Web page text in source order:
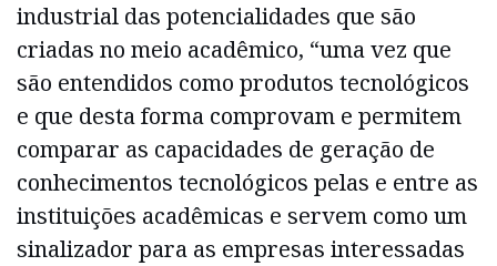
industrial das potencialidades que são
criadas no meio acadêmico, “uma vez que
são entendidos como produtos tecnológicos
e que desta forma comprovam e permitem
comparar as capacidades de geração de
conhecimentos tecnológicos pelas e entre as
instituições acadêmicas e servem como um
sinalizador para as empresas interessadas